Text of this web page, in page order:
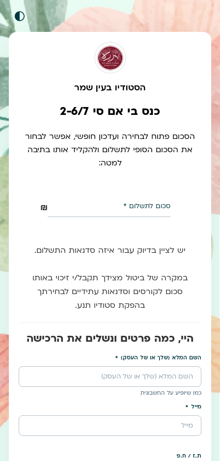
הסטודיו בעין שמר
כנס בי אם סי 2-6/7
הסכום פתוח לבחירה ועדכון חופשי, אפשר לבחור
את הסכום הסופי לתשלום ולהקליד אותו בתיבה
למטה:
סכום לתשלום ₪
יש לציין בדיוק עבור איזה סדנאות התשלום.
במקרה של ביטול מצידך תקבל/י זיכוי באותו
סכום לקורסים וסדנאות עתידיים לבחירתך
בהפקת סטודיו תנע.
היי, כמה פרטים ונשלים את הרכישה
השם המלא (שלך או של העסק)
כמו שיופיע על החשבונית
מייל
ת.ז / ח.פ